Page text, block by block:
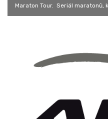
Maraton Tour. Seriál maratonů,
rozmanitostí, která…